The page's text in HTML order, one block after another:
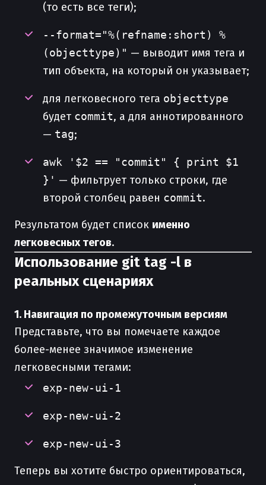
(то есть все теги);
--format="%(refname:short) %
(objecttype)" — выводит имя тега и
тип объекта, на который он указывает;
для легковесного тега objecttype
будет commit, а для аннотированного
— tag;
awk '$2 == "commit" { print $1
}' — фильтрует только строки, где
второй столбец равен commit.
Результатом будет список именно
легковесных тегов.
Использование git tag -l в
реальных сценариях
1. Навигация по промежуточным версиям
Представьте, что вы помечаете каждое
более-менее значимое изменение
легковесными тегами:
exp-new-ui-1
exp-new-ui-2
exp-new-ui-3
Теперь вы хотите быстро ориентироваться,